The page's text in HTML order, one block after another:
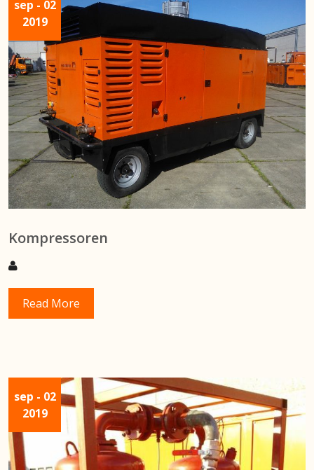
sep - 02
2019
Kompressoren
Read More
sep - 02
2019